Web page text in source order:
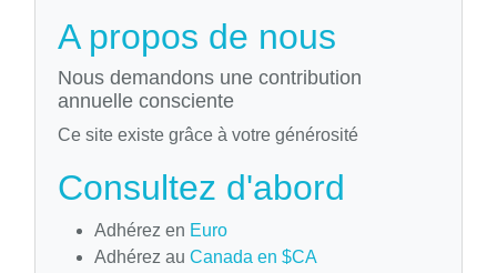
A propos de nous
Nous demandons une contribution
annuelle consciente
Ce site existe grâce à votre générosité
Consultez d'abord
Adhérez en Euro
Adhérez au Canada en $CA